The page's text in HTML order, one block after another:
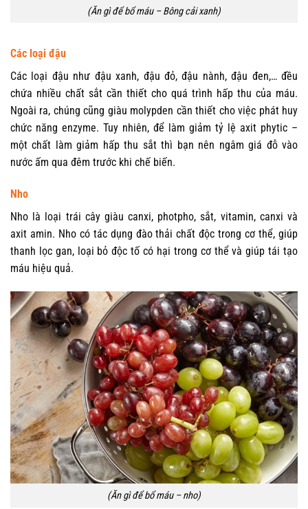
(Ăn gì để bổ máu – Bông cải xanh)
Các loại đậu
Các loại đậu như đậu xanh, đậu đỏ, đậu nành, đậu đen,… đều
chứa nhiều chất sắt cần thiết cho quá trình hấp thu của máu.
Ngoài ra, chúng cũng giàu molypden cần thiết cho việc phát huy
chức năng enzyme. Tuy nhiên, để làm giảm tỷ lệ axit phytic –
một chất làm giảm hấp thu sắt thì bạn nên ngâm giá đỗ vào
nước ấm qua đêm trước khi chế biến.
Nho
Nho là loại trái cây giàu canxi, photpho, sắt, vitamin, canxi và
axit amin. Nho có tác dụng đào thải chất độc trong cơ thể, giúp
thanh lọc gan, loại bỏ độc tố có hại trong cơ thể và giúp tái tạo
máu hiệu quả.
(Ăn gì để bổ máu – nho)